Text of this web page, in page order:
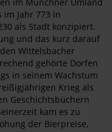
Jahr 773 in
als Stadt konzipiert.
und das kurz darauf
Wittelsbacher
gehörte Dorfen
in seinem Wachstum
Krieg als
Geschichtsbüchern
kam es zu
der Bierpreise,